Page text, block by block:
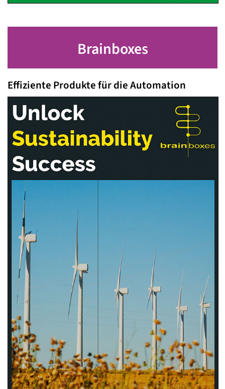
Brainboxes
Effiziente Produkte für die Automation